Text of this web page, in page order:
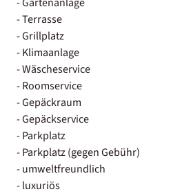
- Terrasse
- Grillplatz
- Klimaanlage
- Wäscheservice
- Roomservice
- Gepäckraum
- Gepäckservice
- Parkplatz
- Parkplatz (gegen Gebühr)
- umweltfreundlich
- luxuriös